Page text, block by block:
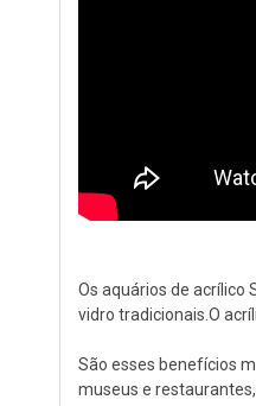
Os aquários de acrílico
vidro tradicionais.O
São esses benefícios
museus e